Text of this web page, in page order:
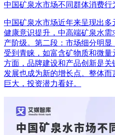
中国矿泉水市场不同群体消费行
中国矿泉水市场近年来呈现出
健康意识提升，中高端矿泉水
产阶级。第二段：市场细分明
受到青睐，如富含矿物质和微
方面，品牌建设和产品创新是
发展也成为新的增长点。整体
巨大，投资潜力看好。